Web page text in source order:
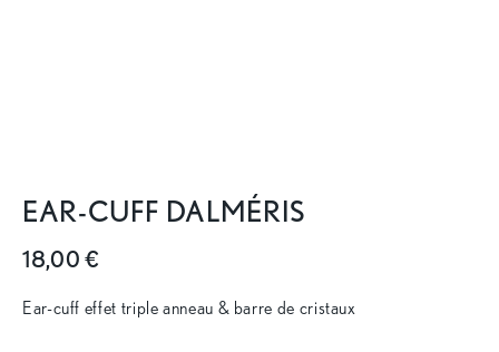
EAR-CUFF DALMÉRIS
18,00 €
Ear-cuff effet triple anneau & barre de cristaux